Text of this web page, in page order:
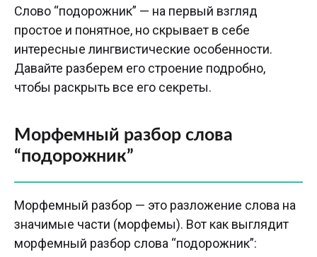
Слово “подорожник” — на первый взгляд
простое и понятное, но скрывает в себе
интересные лингвистические особенности.
Давайте разберем его строение подробно,
чтобы раскрыть все его секреты.
Морфемный разбор слова
“подорожник”
Морфемный разбор — это разложение слова на
значимые части (морфемы). Вот как выглядит
морфемный разбор слова “подорожник”: